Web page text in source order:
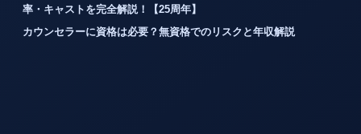
率・キャストを完全解説！【25周年】
カウンセラーに資格は必要？無資格でのリスクと年収解説